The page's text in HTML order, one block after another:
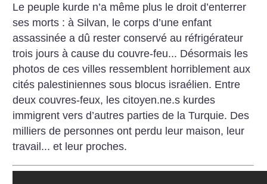
Le peuple kurde n’a même plus le droit d’enterrer
ses morts : à Silvan, le corps d’une enfant
assassinée a dû rester conservé au réfrigérateur
trois jours à cause du couvre-feu... Désormais les
photos de ces villes ressemblent horriblement aux
cités palestiniennes sous blocus israélien. Entre
deux couvres-feux, les citoyen.ne.s kurdes
immigrent vers d’autres parties de la Turquie. Des
milliers de personnes ont perdu leur maison, leur
travail... et leur proches.